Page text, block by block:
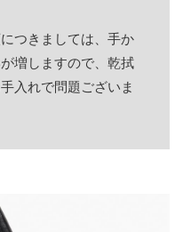
つきましては、手か
増しますので、乾拭
入れで問題ございま